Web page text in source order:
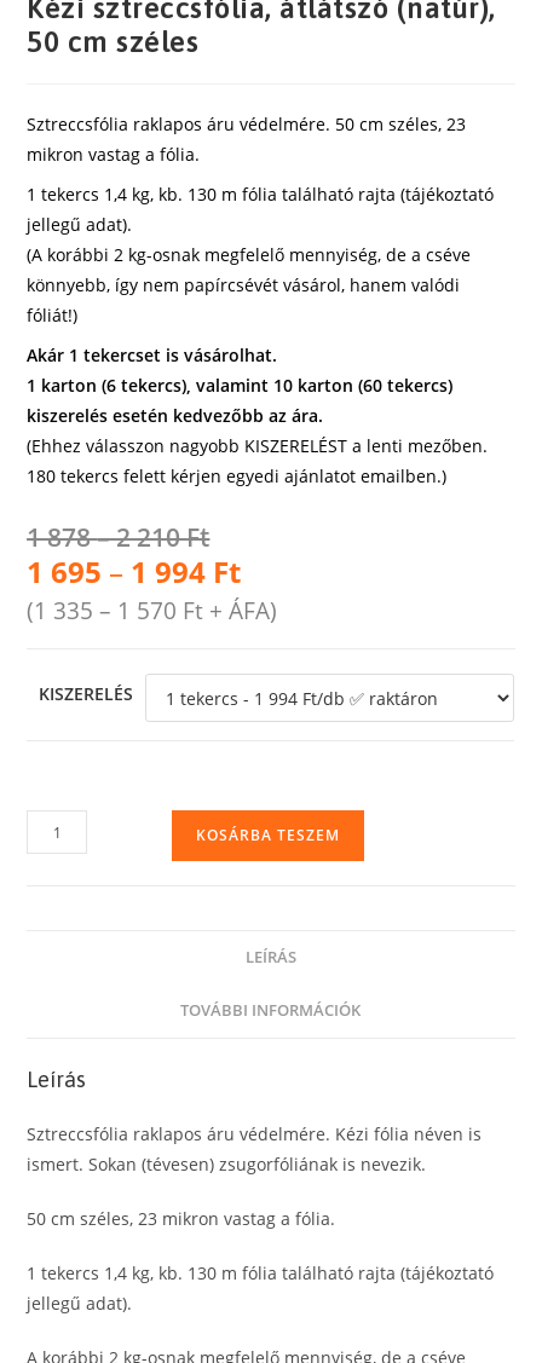
Kézi sztreccsfólia, átlátszó (natúr),
50 cm széles
Sztreccsfólia raklapos áru védelmére. 50 cm széles, 23
mikron vastag a fólia.
1 tekercs 1,4 kg, kb. 130 m fólia található rajta (tájékoztató
jellegű adat).
(A korábbi 2 kg-osnak megfelelő mennyiség, de a cséve
könnyebb, így nem papírcsévét vásárol, hanem valódi
fóliát!)
Akár 1 tekercset is vásárolhat.
1 karton (6 tekercs), valamint 10 karton (60 tekercs)
kiszerelés esetén kedvezőbb az ára.
(Ehhez válasszon nagyobb KISZERELÉST a lenti mezőben.
180 tekercs felett kérjen egyedi ajánlatot emailben.)
1 878–2 210Ft
1 695 – 1 994 Ft
(1 335– 1 570 Ft + ÁFA)
KISZERELÉS
Kézi
sztreccsfólia,
KOSÁRBA TESZEM
LEÍRÁS
TOVÁBBI INFORMÁCIÓK
Leírás
Sztreccsfólia raklapos áru védelmére. Kézi fólia néven is
ismert. Sokan (tévesen) zsugorfóliának is nevezik.
50 cm széles, 23 mikron vastag a fólia.
1 tekercs 1,4 kg, kb. 130 m fólia található rajta (tájékoztató
jellegű adat).
A korábbi 2 kg-osnak megfelelő mennyiség, de a cséve